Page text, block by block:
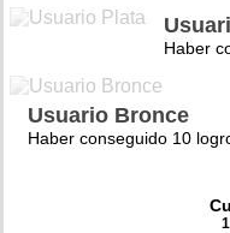
Haber
Usuario Bronce
Haber conseguido 10